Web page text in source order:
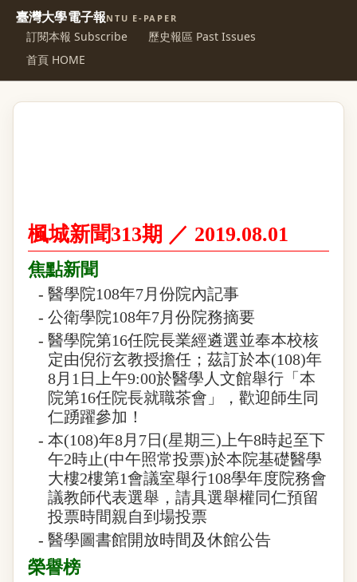
臺灣大學電子報NTU E-PAPER
訂閱本報 Subscribe
歷史報區 Past Issues
首頁 HOME
楓城新聞313期 ／ 2019.08.01
焦點新聞
- 醫學院108年7月份院內記事
- 公衛學院108年7月份院務摘要
- 醫學院第16任院長業經遴選並奉本校核
定由倪衍玄教授擔任；茲訂於本(108)年
8月1日上午9:00於醫學人文館舉行「本
院第16任院長就職茶會」，歡迎師生同
仁踴躍參加！
- 本(108)年8月7日(星期三)上午8時起至下
午2時止(中午照常投票)於本院基礎醫學
大樓2樓第1會議室舉行108學年度院務會
議教師代表選舉，請具選舉權同仁預留
投票時間親自到場投票
- 醫學圖書館開放時間及休館公告
榮譽榜